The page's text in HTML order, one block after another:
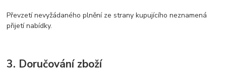
Převzetí nevyžádaného plnění ze strany kupujícího neznamená
přijetí nabídky.
3. Doručování zboží